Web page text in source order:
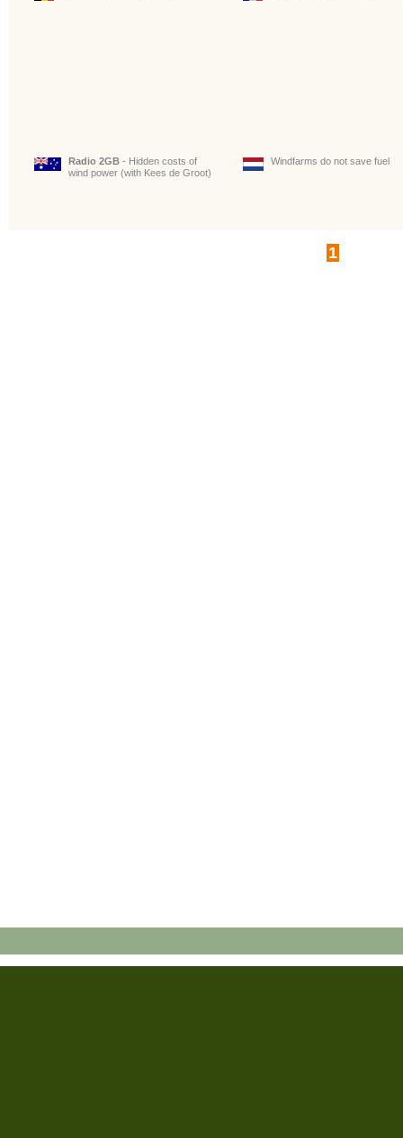
Radio 2GB - Hidden costs of
wind power (with Kees de Groot)
Windfarms do not save fuel
1